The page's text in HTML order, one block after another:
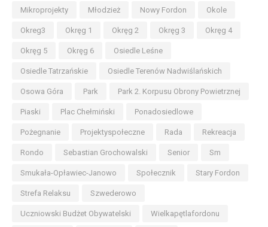
Mikroprojekty Młodzież Nowy Fordon Okole
Okreg3 Okręg 1 Okręg 2 Okręg 3 Okręg 4
Okręg 5 Okręg 6 Osiedle Leśne
Osiedle Tatrzańskie Osiedle Terenów Nadwiślańskich
Osowa Góra Park Park 2. Korpusu Obrony Powietrznej
Piaski Plac Chełmiński Ponadosiedlowe
Pożegnanie Projektyspołeczne Rada Rekreacja
Rondo Sebastian Grochowalski Senior Sm
Smukała-Opławiec-Janowo Społecznik Stary Fordon
Strefa Relaksu Szwederowo
Uczniowski Budżet Obywatelski Wielkapętlafordonu